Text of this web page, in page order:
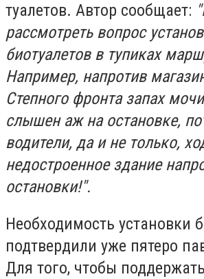
туалетов. Автор сообщает:
рассмотреть вопрос
биотуалетов в тупиках
Например, напротив
Степного фронта запах
слышен аж на остановке,
водители, да и не только,
недостроенное здание
остановки!".
Необходимость установки
подтвердили уже пятеро
Для того, чтобы